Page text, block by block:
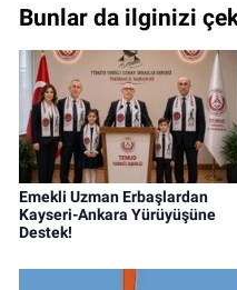
Bunlar da ilginizi
Emekli Uzman Erbaşlardan
Kayseri-Ankara Yürüyüşüne
Destek!